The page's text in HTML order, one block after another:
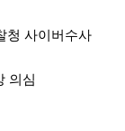
청 사이버수사
의심